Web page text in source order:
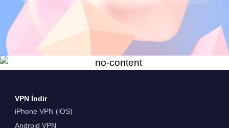
VPN İndir
iPhone VPN (iOS)
Android VPN